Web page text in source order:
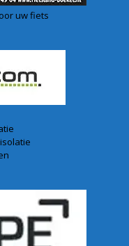
uw fiets